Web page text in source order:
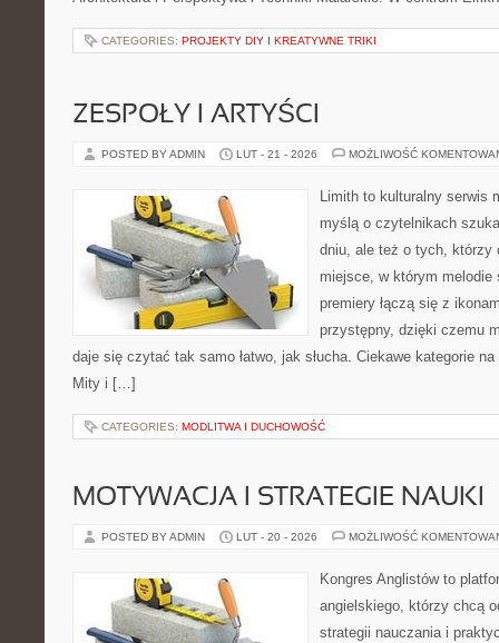
CATEGORIES: PROJEKTY DIY I KREATYWNE TRIKI
ZESPOŁY I ARTYŚCI
POSTED BY ADMIN LUT - 21 - 2026 MOŻLIWOŚĆ
Limith to kulturalny serwis
myślą o czytelnikach
dniu, ale też o tych, którzy
miejsce, w którym
premiery łączą się z
przystępny, dzięki czemu
daje się czytać tak samo łatwo, jak słucha. Ciekawe kategorie
Mity i […]
CATEGORIES: MODLITWA I DUCHOWOŚĆ
MOTYWACJA I STRATEGIE NAUKI
POSTED BY ADMIN LUT - 20 - 2026 MOŻLIWOŚĆ
Kongres Anglistów to
angielskiego, którzy chcą
strategii nauczania i